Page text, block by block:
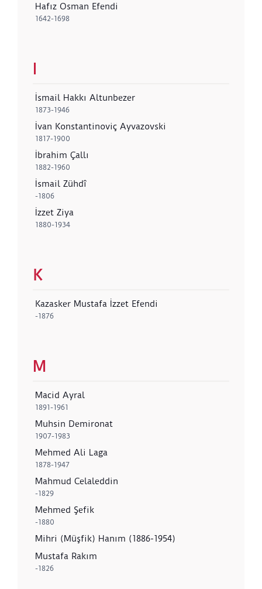
Hafız Osman Efendi
1642-1698
İsmail Hakkı Altunbezer
1873-1946
İvan Konstantinoviç Ayvazovski
1817-1900
İbrahim Çallı
1882-1960
İsmail Zühdî
-1806
İzzet Ziya
1880-1934
K
Kazasker Mustafa İzzet Efendi
-1876
M
Macid Ayral
1891-1961
Muhsin Demironat
1907-1983
Mehmed Ali Laga
1878-1947
Mahmud Celaleddin
-1829
Mehmed Şefik
-1880
Mihri (Müşfik) Hanım (1886-1954)
Mustafa Rakım
-1826